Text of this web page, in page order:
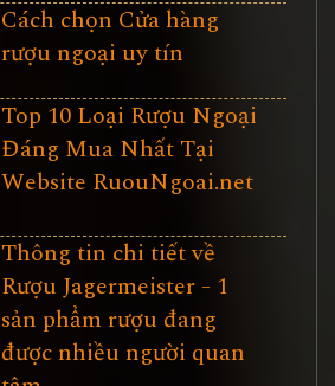
Cách chọn Cửa hàng
rượu ngoại uy tín
Top 10 Loại Rượu Ngoại
Đáng Mua Nhất Tại
Website RuouNgoai.net
Thông tin chi tiết về
Rượu Jagermeister - 1
sản phẩm rượu đang
được nhiều người quan